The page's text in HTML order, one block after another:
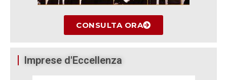
CONSULTA ORA
Imprese d'Eccellenza